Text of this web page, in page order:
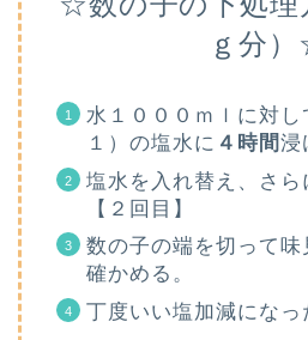
ｇ分
水１０００ｍｌに対
１）の塩水に ４時間浸
塩水を入れ替え、さら
【２回目】
数の子の端を切って
確かめる。
丁度いい塩加減になっ